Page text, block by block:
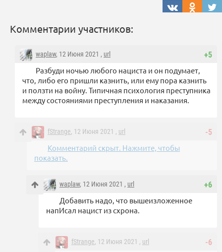
Комментарии участников:
+5
waplaw, 12 Июня 2021 , url
Разбуди ночью любого нациста и он подумает,
что, либо его пришли казнить, или ему пора казнить
и ползти на войну. Типичная психология преступника
между состояниями преступления и наказания.
-5
fStrange, 12 Июня 2021 , url
Комментарий скрыт. Нажмите, чтобы
показать.
+6
waplaw, 12 Июня 2021 , url
Добавить надо, что вышеизложенное
напИсал нацист из схрона.
-6
fStrange, 12 Июня 2021 , url